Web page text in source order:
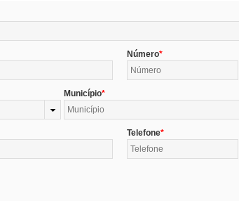
Número
Município
Telefone